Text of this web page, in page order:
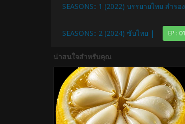
SEASONS:: 1 (2022) บรรยายไทย สำรอ
SEASONS:: 2 (2024) ซับไทย | EP : 01